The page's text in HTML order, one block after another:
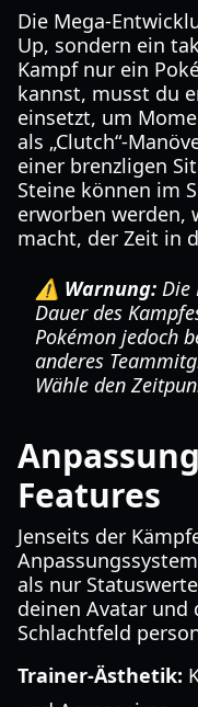
Die Mega-
Up, sondern ein
Kampf nur ein
kannst, musst du
einsetzt, um
als „Clutch“-
einer brenzligen
Steine können im
erworben werden,
macht, der Zeit in
⚠️ Warnung: Die
Dauer des
Pokémon jedoch
anderes
Wähle den
Features
Jenseits der
als nur
deinen Avatar und
Schlachtfeld
Trainer-Ästhetik: